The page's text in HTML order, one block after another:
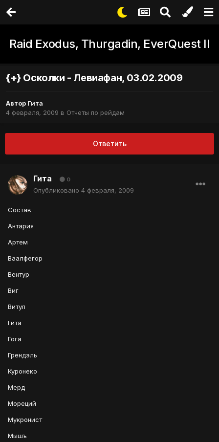
Raid Exodus, Thurgadin, EverQuest II
{+} Осколки - Левиафан, 03.02.2009
Автор Гита
4 февраля, 2009 в Отчеты по рейдам
Ответить
Гита 0
Опубликовано 4 февраля, 2009
Состав
Антария
Артем
Ваалфегор
Вентур
Виг
Витул
Гита
Гога
Грендэль
Куронеко
Мерд
Мореций
Мукронист
Мышъ